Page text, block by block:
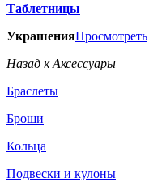
Таблетницы
УкрашенияПросмотреть
Назад к Аксессуары
Браслеты
Броши
Кольца
Подвески и кулоны